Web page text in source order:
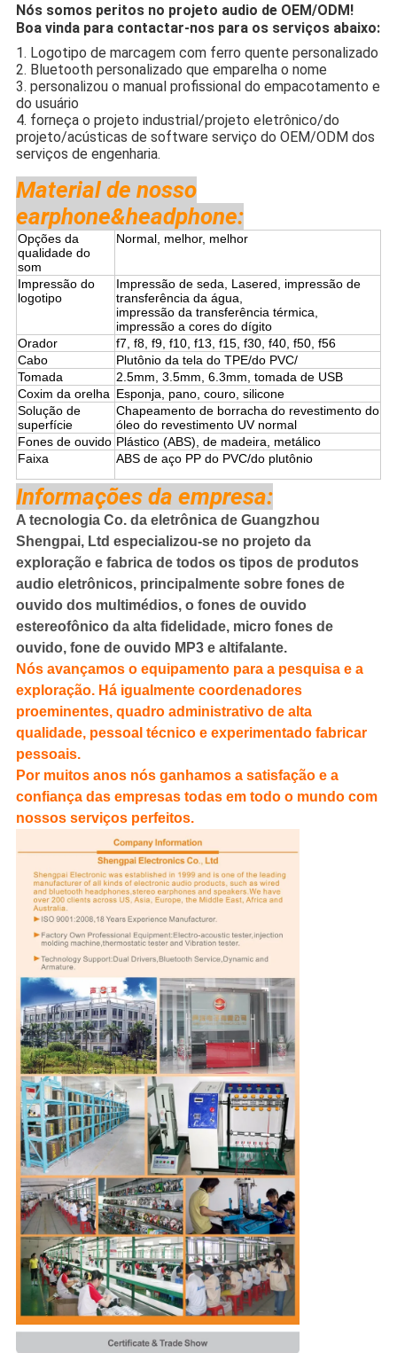
Nós somos peritos no projeto audio de OEM/ODM!
Boa vinda para contactar-nos para os serviços abaixo:
1. Logotipo de marcagem com ferro quente personalizado
2. Bluetooth personalizado que emparelha o nome
3. personalizou o manual profissional do empacotamento e
do usuário
4. forneça o projeto industrial/projeto eletrônico/do
projeto/acústicas de software serviço do OEM/ODM dos
serviços de engenharia.
Material de nosso
earphone&headphone:
Opções da
qualidade do
som
Normal, melhor, melhor
Impressão do
logotipo
Impressão de seda, Lasered, impressão de
transferência da água,
impressão da transferência térmica,
impressão a cores do dígito
Orador
f7, f8, f9, f10, f13, f15, f30, f40, f50, f56
Cabo
Plutônio da tela do TPE/do PVC/
Tomada
2.5mm, 3.5mm, 6.3mm, tomada de USB
Coxim da orelha Esponja, pano, couro, silicone
Solução de
superfície
Chapeamento de borracha do revestimento do
óleo do revestimento UV normal
Fones de ouvido Plástico (ABS), de madeira, metálico
Faixa
ABS de aço PP do PVC/do plutônio
Informações da empresa:
A tecnologia Co. da eletrônica de Guangzhou
Shengpai, Ltd especializou-se no projeto da
exploração e fabrica de todos os tipos de produtos
audio eletrônicos, principalmente sobre fones de
ouvido dos multimédios, o fones de ouvido
estereofônico da alta fidelidade, micro fones de
ouvido, fone de ouvido MP3 e altifalante.
Nós avançamos o equipamento para a pesquisa e a
exploração. Há igualmente coordenadores
proeminentes, quadro administrativo de alta
qualidade, pessoal técnico e experimentado fabricar
pessoais.
Por muitos anos nós ganhamos a satisfação e a
confiança das empresas todas em todo o mundo com
nossos serviços perfeitos.